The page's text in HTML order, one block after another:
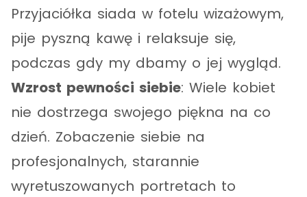
Przyjaciółka siada w fotelu wizażowym,
pije pyszną kawę i relaksuje się,
podczas gdy my dbamy o jej wygląd.
Wzrost pewności siebie: Wiele kobiet
nie dostrzega swojego piękna na co
dzień. Zobaczenie siebie na
profesjonalnych, starannie
wyretuszowanych portretach to